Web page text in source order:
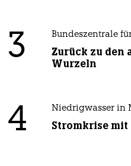
3 Bundeszentrale
Zurück zu den
Wurzeln
4 Niedrigwasser in
Stromkrise mit